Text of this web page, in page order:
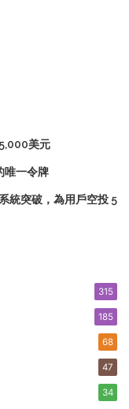
美元
唯一令牌
統突破，為用戶空投 5
315
185
68
47
34